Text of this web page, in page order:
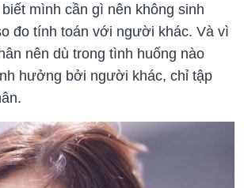
mình cần gì nên không sinh
đo tính toán với người khác. Và vì
nên dù trong tình huống nào
hưởng bởi người khác, chỉ tập